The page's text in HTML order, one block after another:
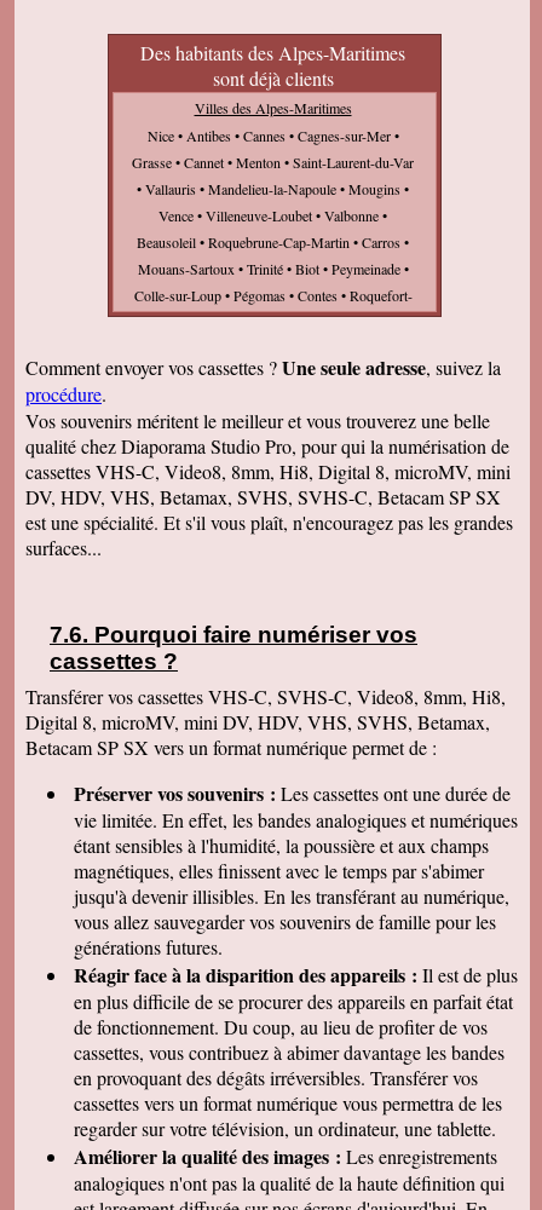
Des habitants des Alpes-Maritimes
sont déjà clients
Villes des Alpes-Maritimes
Nice • Antibes • Cannes • Cagnes-sur-Mer •
Grasse • Cannet • Menton • Saint-Laurent-du-Var
• Vallauris • Mandelieu-la-Napoule • Mougins •
Vence • Villeneuve-Loubet • Valbonne •
Beausoleil • Roquebrune-Cap-Martin • Carros •
Mouans-Sartoux • Trinité • Biot • Peymeinade •
Colle-sur-Loup • Pégomas • Contes • Roquefort-
les-Pins • Gaude • Saint-André-de-la-Roche •
Mer • Levens • Tourrette-Levens • Cap-d'Ail •
Loup • Saint-Cézaire-sur-Siagne • Sospel •
Beaulieu-sur-Mer • Saint-Vallier-de-Thiey •
Châteauneuf-Grasse • Colomars • Saint-Paul-de-
Vence • Auribeau-sur-Siagne • Saint-Martin-du-
Var • Tignet • Turbie • Bar-sur-Loup • Escarène •
Saint-Étienne-de-Tinée • Gorbio • Saint-Jean-Cap-
Ferrat • Peillon • Saint-Martin-Vésubie • Broc •
Cabris • Théoule-sur-Mer • Saint-Blaise • Sainte-
Agnès • Cantaron • Lucéram • Berre-les-Alpes •
Lantosque • Spéracèdes • Castellar • Valdeblore •
Comment envoyer vos cassettes ?Une seule adresse, suivez la
procédure.
Vos souvenirs méritent le meilleur et vous trouverez une belle
qualité chez Diaporama Studio Pro, pour qui la numérisation de
cassettes VHS-C, Video8, 8mm, Hi8, Digital 8, microMV, mini
DV, HDV, VHS, Betamax, SVHS, SVHS-C, Betacam SP SX
est une spécialité. Et s'il vous plaît, n'encouragez pas les grandes
surfaces...
Pourquoi faire numériser vos
cassettes ?
Transférer vos cassettes VHS-C, SVHS-C, Video8, 8mm, Hi8,
Digital 8, microMV, mini DV, HDV, VHS, SVHS, Betamax,
Betacam SP SX vers un format numérique permet de :
Préserver vos souvenirs : Les cassettes ont une durée de
vie limitée. En effet, les bandes analogiques et numériques
étant sensibles à l'humidité, la poussière et aux champs
magnétiques, elles finissent avec le temps par s'abimer
jusqu'à devenir illisibles. En lestransférant au numérique,
vous allez sauvegarder vos souvenirs de famille pour les
générations futures.
Réagir face à la disparition des appareils : Il est de plus
en plus difficile de se procurer des appareils en parfait état
de fonctionnement. Du coup, au lieu de profiter de vos
cassettes, vous contribuez à abimer davantage les bandes
en provoquant des dégâts irréversibles. Transférer vos
cassettes vers un format numérique vous permettra de les
regarder sur votre télévision, un ordinateur, une tablette.
Améliorer la qualité des images : Les enregistrements
analogiques n'ont pas la qualité de la haute définition qui